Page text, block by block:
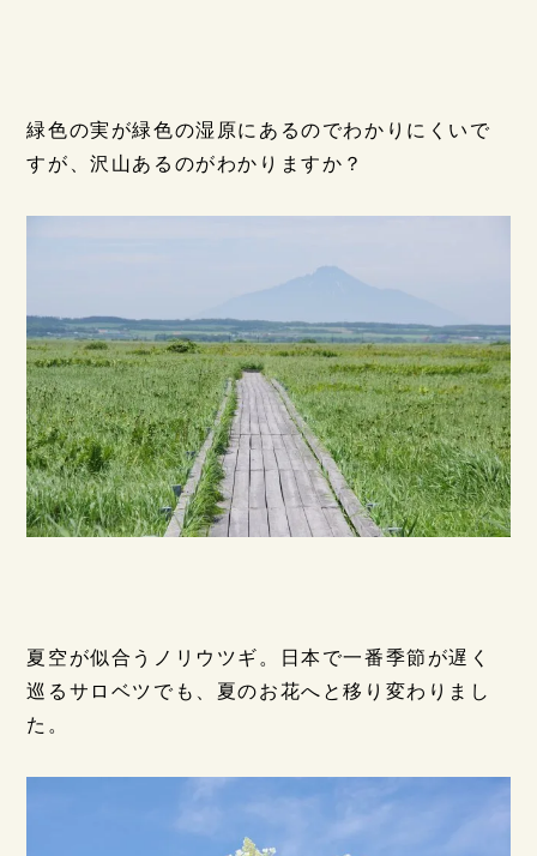
緑色の実が緑色の湿原にあるのでわかりにくいで
すが、沢山あるのがわかりますか？
夏空が似合うノリウツギ。日本で一番季節が遅く
巡るサロベツでも、夏のお花へと移り変わりまし
た。